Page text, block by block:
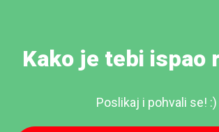
Kako je tebi ispao
Poslikaj i pohvali se! :)